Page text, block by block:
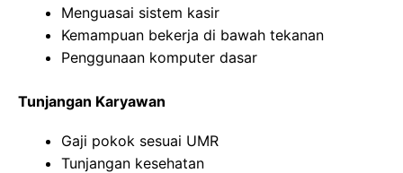
Menguasai sistem kasir
Kemampuan bekerja di bawah tekanan
Penggunaan komputer dasar
Tunjangan Karyawan
Gaji pokok sesuai UMR
Tunjangan kesehatan